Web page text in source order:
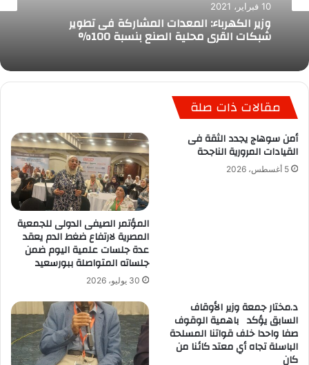
10 فبراير، 2021
وزير الكهرباء: المعدات المشاركة فى تطوير
شبكات القرى محلية الصنع بنسبة 100%
مقالات ذات صلة
أمن سوهاج يجدد الثقة فى
القيادات المرورية الناجحة
5 أغسطس، 2026
المؤتمر الصيفى الدولى للجمعية
المصرية لارتفاع ضغط الدم يعقد
عدة جلسات علمية اليوم ضمن
جلساته المتواصلة ببورسعيد
30 يوليو، 2026
د.مختار جمعة وزير الأوقاف
السابق يؤكد باهمية الوقوف
صفا واحدا خلف قواتنا المسلحة
الباسلة تجاه أي معتد كائنا من
كان